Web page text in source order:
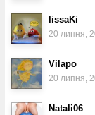
lissaKi
20 липня,
Vilapo
20 липня,
Natali06